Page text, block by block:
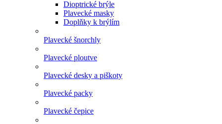
Dioptrické brýle
Plavecké masky
Doplňky k brýlím
Plavecké šnorchly
Plavecké ploutve
Plavecké desky a piškoty
Plavecké packy
Plavecké čepice